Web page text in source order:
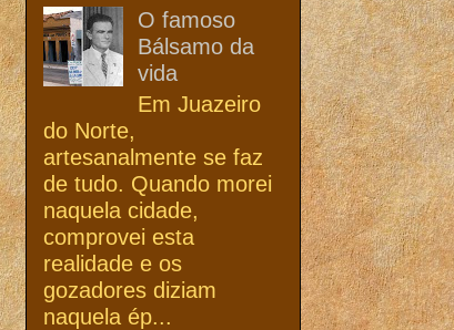
O famoso
Bálsamo da
vida
Em Juazeiro
do Norte,
artesanalmente se faz
de tudo. Quando morei
naquela cidade,
comprovei esta
realidade e os
gozadores diziam
naquela ép...